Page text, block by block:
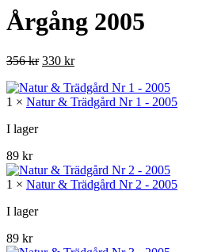
Årgång 2005
356kr Det
priset
var:
330 krDet
priset
är:
1 × Natur & Trädgård Nr 1 - 2005
I lager
89 kr
1 × Natur & Trädgård Nr 2 - 2005
I lager
89 kr